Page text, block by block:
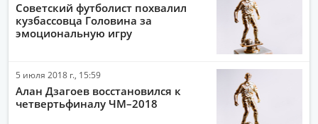
Советский футболист похвалил
кузбассовца Головина за
эмоциональную игру
5 июля 2018 г., 15:59
Алан Дзагоев восстановился к
четвертьфиналу ЧМ–2018